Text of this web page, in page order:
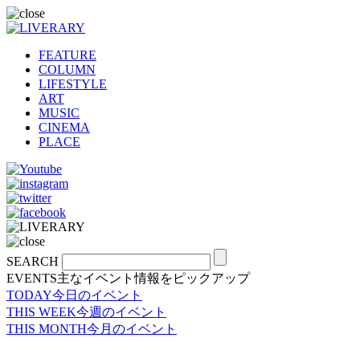
FEATURE
COLUMN
LIFESTYLE
ART
MUSIC
CINEMA
PLACE
SEARCH
EVENTS主なイベント情報をピックアップ
TODAY今日のイベント
THIS WEEK今週のイベント
THIS MONTH今月のイベント